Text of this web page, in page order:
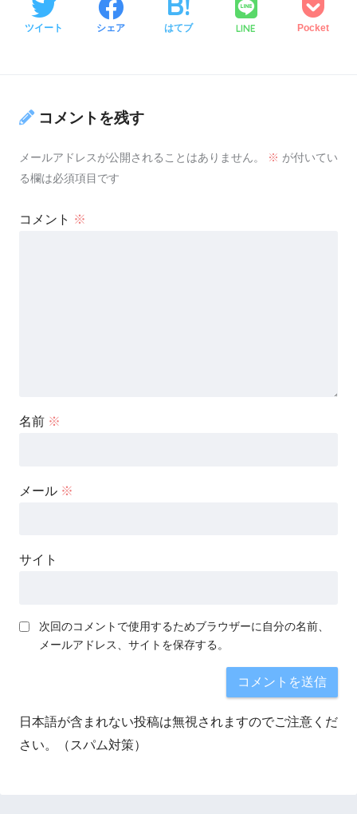
ツイート シェア はてブ LINE Pocket
コメントを残す
メールアドレスが公開されることはありません。 ※ が付いてい
る欄は必須項目です
コメント ※
名前 ※
メール ※
サイト
次回のコメントで使用するためブラウザーに自分の名前、
メールアドレス、サイトを保存する。
日本語が含まれない投稿は無視されますのでご注意くだ
さい。（スパム対策）